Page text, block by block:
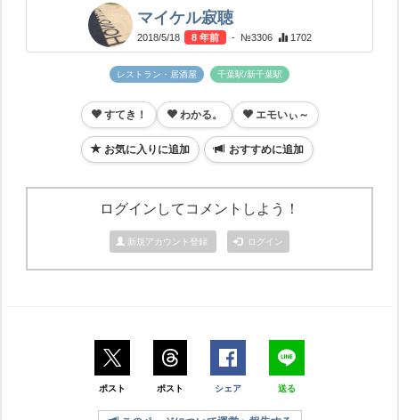
マイケル寂聴
2018/5/18 8 年前 - №3306 1702
レストラン・居酒屋 千葉駅/新千葉駅
すてき！ わかる。 エモいぃ～
お気に入りに追加 おすすめに追加
ログインしてコメントしよう！
新規アカウント登録 ログイン
ポスト ポスト シェア 送る